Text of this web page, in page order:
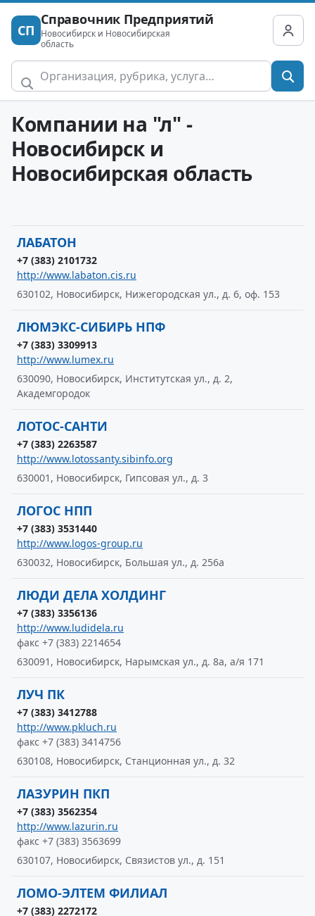
СП
Справочник Предприятий
Новосибирск и Новосибирская
область
Компании на "л" -
Новосибирск и
Новосибирская область
ЛАБАТОН
+7 (383) 2101732
http://www.labaton.cis.ru
630102, Новосибирск, Нижегородская ул., д. 6, оф. 153
ЛЮМЭКС-СИБИРЬ НПФ
+7 (383) 3309913
http://www.lumex.ru
630090, Новосибирск, Институтская ул., д. 2,
Академгородок
ЛОТОС-САНТИ
+7 (383) 2263587
http://www.lotossanty.sibinfo.org
630001, Новосибирск, Гипсовая ул., д. 3
ЛОГОС НПП
+7 (383) 3531440
http://www.logos-group.ru
630032, Новосибирск, Большая ул., д. 256а
ЛЮДИ ДЕЛА ХОЛДИНГ
+7 (383) 3356136
http://www.ludidela.ru
факс +7 (383) 2214654
630091, Новосибирск, Нарымская ул., д. 8а, а/я 171
ЛУЧ ПК
+7 (383) 3412788
http://www.pkluch.ru
факс +7 (383) 3414756
630108, Новосибирск, Станционная ул., д. 32
ЛАЗУРИН ПКП
+7 (383) 3562354
http://www.lazurin.ru
факс +7 (383) 3563699
630107, Новосибирск, Связистов ул., д. 151
ЛОМО-ЭЛТЕМ ФИЛИАЛ
+7 (383) 2272172